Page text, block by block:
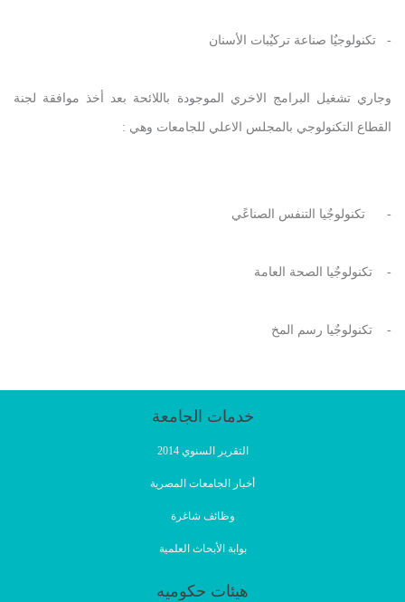
- تكنولوجيٌا صناعة تركيٌبات الأسنان
وجاري تشغيل البرامج الاخري الموجودة باللائحة بعد أخذ موافقة لجنة
القطاع التكنولوجي بالمجلس الاعلي للجامعات وهي :
- تكنولوجٌيا التنفس الصناعًي
- تكنولوجٌيا الصحة العامة
- تكنولوجٌيا رسم المخ
خدمات الجامعة
التقرير السنوي 2014
أخبار الجامعات المصرية
وظائف شاغرة
بوابة الأبحاث العلمية
هيئات حكوميه